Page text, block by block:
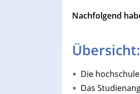
Nachfolgend
Übersicht:
Die
Das